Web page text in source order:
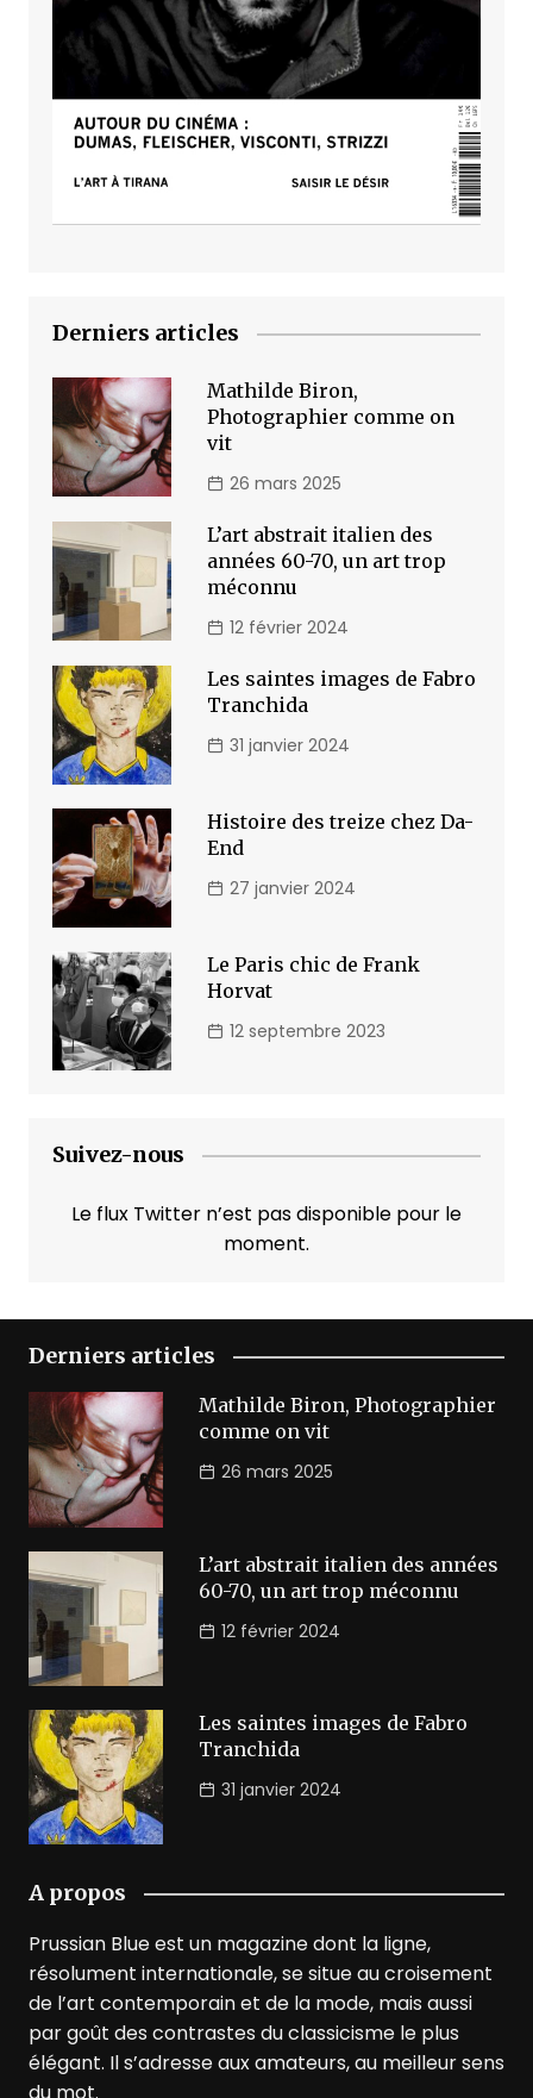
Derniers articles
Mathilde Biron,
Photographier comme on
vit
26 mars 2025
L’art abstrait italien des
années 60-70, un art trop
méconnu
12 février 2024
Les saintes images de Fabro
Tranchida
31 janvier 2024
Histoire des treize chez Da-
End
27 janvier 2024
Le Paris chic de Frank
Horvat
12 septembre 2023
Suivez-nous
Le flux Twitter n’est pas disponible pour le
moment.
Derniers articles
Mathilde Biron, Photographier
comme on vit
26 mars 2025
L’art abstrait italien des années
60-70, un art trop méconnu
12 février 2024
Les saintes images de Fabro
Tranchida
31 janvier 2024
A propos
Prussian Blue est un magazine dont la ligne,
résolument internationale, se situe au croisement
de l’art contemporain et de la mode, mais aussi
par goût des contrastes du classicisme le plus
élégant. Il s’adresse aux amateurs, au meilleur sens